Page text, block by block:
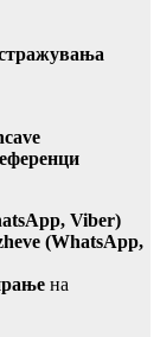
Viber)
(WhatsApp,
на